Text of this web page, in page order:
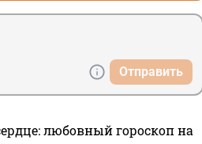
Отправить
любовный гороскоп на